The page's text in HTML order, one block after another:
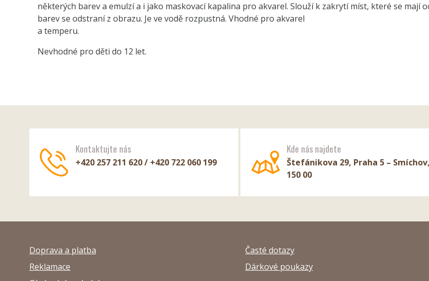
některých barev a emulzí a i jako maskovací kapalina pro akvarel. Slouží k zakrytí míst, které se mají
barev se odstraní z obrazu. Je ve vodě rozpustná. Vhodné pro akvarel
a temperu.
Nevhodné pro děti do 12 let.
Kontaktujte nás
+420 257 211 620 / +420 722 060 199
Kde nás najdete
Štefánikova 29, Praha 5 – Smíchov,
150 00
Doprava a platba
Reklamace
Časté dotazy
Dárkové poukazy